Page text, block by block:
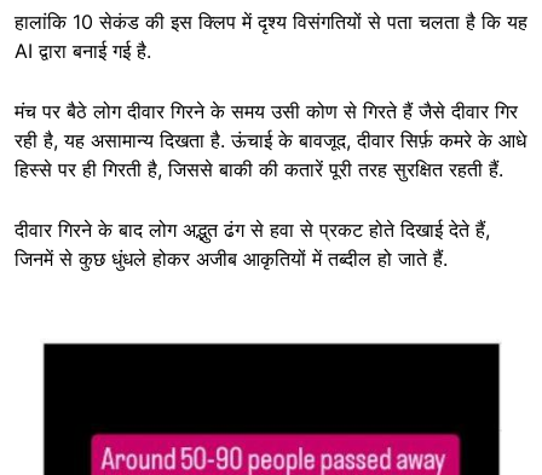
हालांकि 10 सेकंड की इस क्लिप में दृश्य विसंगतियों से पता चलता है कि यह
AI द्वारा बनाई गई है.
मंच पर बैठे लोग दीवार गिरने के समय उसी कोण से गिरते हैं जैसे दीवार गिर
रही है, यह असामान्य दिखता है. ऊंचाई के बावजूद, दीवार सिर्फ़ कमरे के आधे
हिस्से पर ही गिरती है, जिससे बाकी की कतारें पूरी तरह सुरक्षित रहती हैं.
दीवार गिरने के बाद लोग अद्भुत ढंग से हवा से प्रकट होते दिखाई देते हैं,
जिनमें से कुछ धुंधले होकर अजीब आकृतियों में तब्दील हो जाते हैं.
Image